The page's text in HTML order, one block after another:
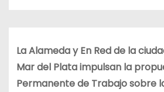
La Alameda y En Red de la
Mar del Plata impulsan la
Permanente de Trabajo sobre